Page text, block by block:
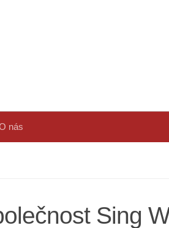
nás
Sing